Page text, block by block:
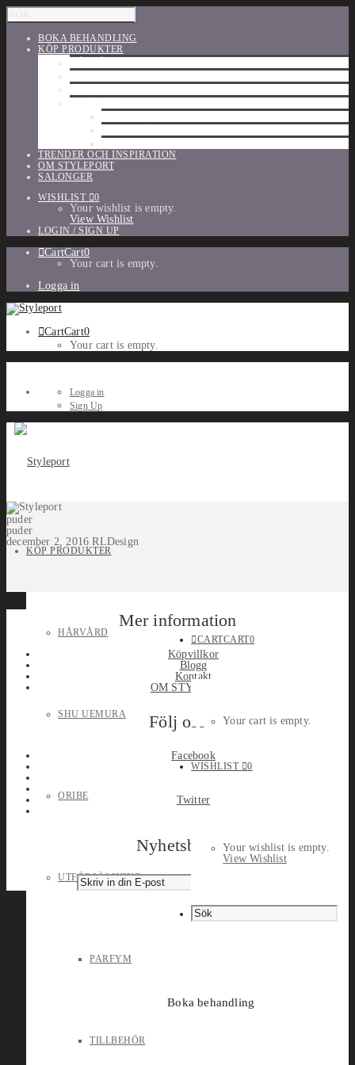
BOKA BEHANDLING
KÖP PRODUKTER
TRENDER OCH INSPIRATION
OM STYLEPORT
SALONGER
WISHLIST
0
Your wishlist is empty.
View Wishlist
LOGIN / SIGN UP
CartCart0
Your cart is empty.
Logga in
CartCart0
Your cart is empty.
Logga in
Sign Up
KÖP PRODUKTER
HÅRVÅRD
SHU UEMURA
ORIBE
UTFÖRSÄLJNING
PARFYM
TILLBEHÖR
CARTCART0
Your cart is empty.
WISHLIST 0
Your wishlist is empty.
View Wishlist
Boka behandling
puder
puder
december 2, 2016 RLDesign
Mer information
Köpvillkor
Blogg
Kontakt
OM STYLEPORT
Följ oss
Facebook
Twitter
Nyhetsbrev